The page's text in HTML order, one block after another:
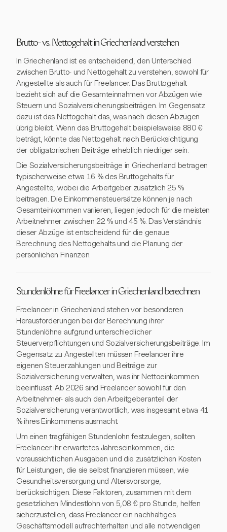
Brutto- vs. Nettogehalt in Griechenland verstehen
In Griechenland ist es entscheidend, den Unterschied
zwischen Brutto- und Nettogehalt zu verstehen, sowohl für
Angestellte als auch für Freelancer. Das Bruttogehalt
bezieht sich auf die Gesamteinnahmen vor Abzügen wie
Steuern und Sozialversicherungsbeiträgen. Im Gegensatz
dazu ist das Nettogehalt das, was nach diesen Abzügen
übrig bleibt. Wenn das Bruttogehalt beispielsweise 880 €
beträgt, könnte das Nettogehalt nach Berücksichtigung
der obligatorischen Beiträge erheblich niedriger sein.
Die Sozialversicherungsbeiträge in Griechenland betragen
typischerweise etwa 16 % des Bruttogehalts für
Angestellte, wobei die Arbeitgeber zusätzlich 25 %
beitragen. Die Einkommensteuersätze können je nach
Gesamteinkommen variieren, liegen jedoch für die meisten
Arbeitnehmer zwischen 22 % und 45 %. Das Verständnis
dieser Abzüge ist entscheidend für die genaue
Berechnung des Nettogehalts und die Planung der
persönlichen Finanzen.
Stundenlöhne für Freelancer in Griechenland berechnen
Freelancer in Griechenland stehen vor besonderen
Herausforderungen bei der Berechnung ihrer
Stundenlöhne aufgrund unterschiedlicher
Steuerverpflichtungen und Sozialversicherungsbeiträge. Im
Gegensatz zu Angestellten müssen Freelancer ihre
eigenen Steuerzahlungen und Beiträge zur
Sozialversicherung verwalten, was ihr Nettoeinkommen
beeinflusst. Ab 2026 sind Freelancer sowohl für den
Arbeitnehmer- als auch den Arbeitgeberanteil der
Sozialversicherung verantwortlich, was insgesamt etwa 41
% ihres Einkommens ausmacht.
Um einen tragfähigen Stundenlohn festzulegen, sollten
Freelancer ihr erwartetes Jahreseinkommen, die
voraussichtlichen Ausgaben und die zusätzlichen Kosten
für Leistungen, die sie selbst finanzieren müssen, wie
Gesundheitsversorgung und Altersvorsorge,
berücksichtigen. Diese Faktoren, zusammen mit dem
gesetzlichen Mindestlohn von 5,08 € pro Stunde, helfen
sicherzustellen, dass Freelancer ein nachhaltiges
Geschäftsmodell aufrechterhalten und alle notwendigen